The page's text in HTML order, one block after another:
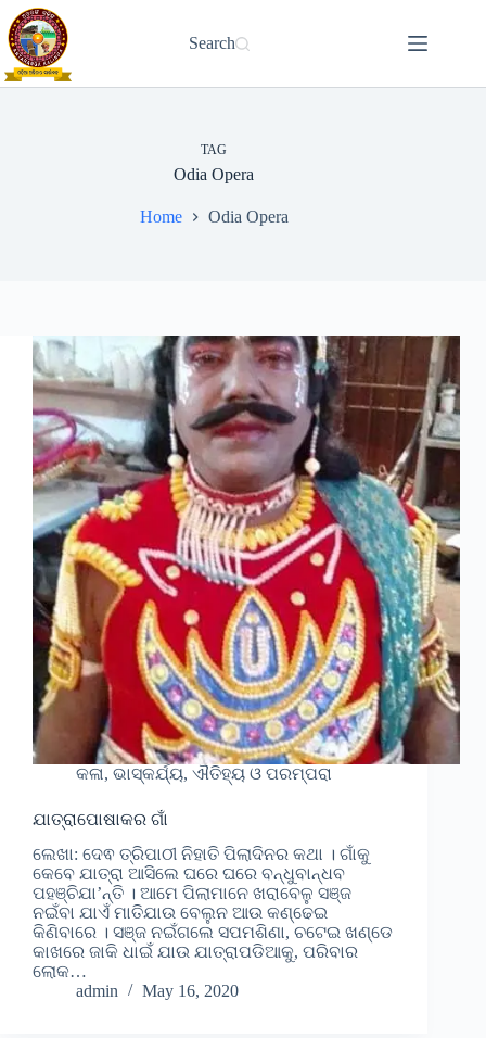
Skip
to
content
Search
TAG
Odia Opera
Home Odia Opera
କଳା, ଭାସ୍କର୍ଯ୍ୟ, ଐତିହ୍ୟ ଓ ପରମ୍ପରା
ଯାତ୍ରାପୋଷାକର ଗାଁ
ଲେଖା: ଦେଵ ତ୍ରିପାଠୀ ନିହାତି ପିଲାଦିନର କଥା । ଗାଁକୁ
କେବେ ଯାତ୍ରା ଆସିଲେ ଘରେ ଘରେ ବନ୍ଧୁବାନ୍ଧବ
ପହଞ୍ଚିଯା’ନ୍ତି । ଆମେ ପିଲାମାନେ ଖରାବେଳୁ ସଞ୍ଜ
ନଇଁବା ଯାଏଁ ମାତିଯାଉ ବେଲୁନ ଆଉ କଣ୍ଢେଇ
କିଣିବାରେ । ସଞ୍ଜ ନଇଁଗଲେ ସପମଶିଣା, ଚଟେଇ ଖଣ୍ଡେ
କାଖରେ ଜାକି ଧାଇଁ ଯାଉ ଯାତ୍ରାପଡିଆକୁ, ପରିବାର
ଲୋକ…
admin
May 16, 2020